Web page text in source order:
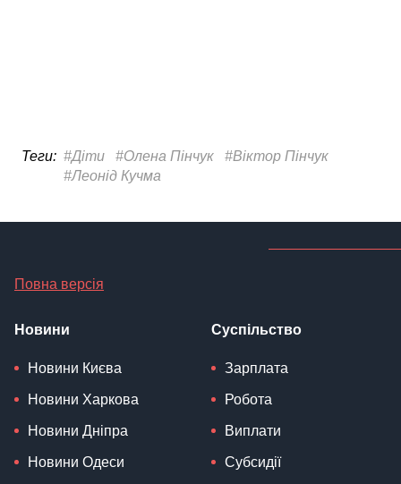
Повна версія
Новини
Новини Києва
Новини Харкова
Новини Дніпра
Новини Одеси
Суспільство
Зарплата
Робота
Виплати
Субсидії